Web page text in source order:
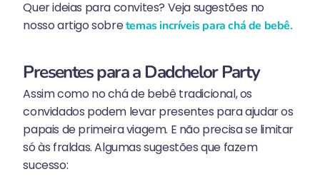
Quer ideias para convites? Veja sugestões no
nosso artigo sobretemas incríveis para chá de bebê.
Presentes para a Dadchelor Party
Assim como no chá de bebê tradicional, os
convidados podem levar presentes para ajudar os
papais de primeira viagem. E não precisa se limitar
só às fraldas. Algumas sugestões que fazem
sucesso: